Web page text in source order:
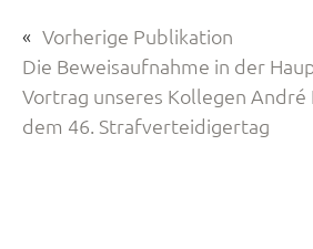
« Vorherige Publikation
Die Beweisaufnahme in der
Vortrag unseres Kollegen André
dem 46. Strafverteidigertag